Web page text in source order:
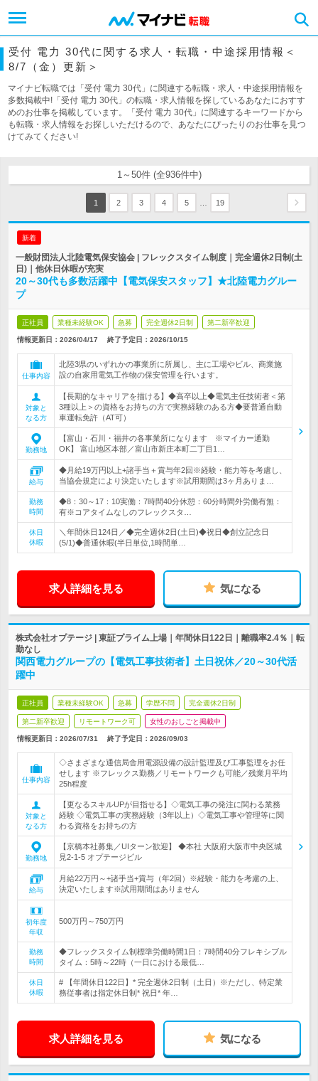
受付 電力 30代に関する求人・転職・中途採用情報＜
8/7（金）更新＞
マイナビ転職では「受付 電力 30代」に関連する転職・求人・中途採用情報を
多数掲載中!「受付 電力 30代」の転職・求人情報を探しているあなたにおすす
めのお仕事を掲載しています。「受付 電力 30代」に関連するキーワードから
も転職・求人情報をお探しいただけるので、あなたにぴったりのお仕事を見つ
けてみてください!
1～50件 (全936件中)
1 2 3 4 5 19
新着
一般財団法人北陸電気保安協会 | フレックスタイム制度｜完全週休2日制(土
日)｜他休日休暇が充実
20～30代も多数活躍中【電気保安スタッフ】★北陸電力グルー
プ
正社員 業種未経験OK 急募 完全週休2日制 第二新卒歓迎
情報更新日：2026/04/17 終了予定日： 2026/10/15
仕事内容
北陸3県のいずれかの事業所に所属し、主に工場やビル、商業施
設の自家用電気工作物の保安管理を行います。
対象と
なる方
【長期的なキャリアを描ける】◆高卒以上◆電気主任技術者＜第
3種以上＞の資格をお持ちの方で実務経験のある方◆要普通自動
車運転免許（AT可）
勤務地
【富山・石川・福井の各事業所になります ※マイカー通勤
OK】 富山地区本部／富山市新庄本町二丁目1…
給与
◆月給19万円以上+諸手当＋賞与年2回※経験・能力等を考慮し、
当協会規定により決定いたします※試用期間は3ヶ月ありま…
勤務
時間
◆8：30～17：10実働：7時間40分休憩：60分時間外労働有無：
有※コアタイムなしのフレックスタ…
休日
休暇
＼年間休日124日／◆完全週休2日(土日)◆祝日◆創立記念日
(5/1)◆普通休暇(半日単位,1時間単…
求人詳細を見る 気になる
株式会社オプテージ | 東証プライム上場｜年間休日122日｜離職率2.4％｜転
勤なし
関西電力グループの【電気工事技術者】土日祝休／20～30代活
躍中
正社員 業種未経験OK 急募 学歴不問 完全週休2日制
第二新卒歓迎 リモートワーク可 女性のおしごと掲載中
情報更新日：2026/07/31 終了予定日： 2026/09/03
仕事内容
◇さまざまな通信局舎用電源設備の設計監理及び工事監理をお任
せします ※フレックス勤務／リモートワークも可能／残業月平均
25h程度
対象と
なる方
【更なるスキルUPが目指せる】◇電気工事の発注に関わる業務
経験 ◇電気工事の実務経験（3年以上）◇電気工事や管理等に関
わる資格をお持ちの方
勤務地
【京橋本社募集／UIターン歓迎】 ◆本社 大阪府大阪市中央区城
見2-1-5 オプテージビル
給与
月給22万円～+諸手当+賞与（年2回）※経験・能力を考慮の上、
決定いたします※試用期間はありません
初年度
年収
500万円～750万円
勤務
時間
◆フレックスタイム制標準労働時間1日：7時間40分フレキシブル
タイム：5時～22時（一日における最低…
休日
休暇
# 【年間休日122日】* 完全週休2日制（土日）※ただし、特定業
務従事者は指定休日制* 祝日* 年…
求人詳細を見る 気になる